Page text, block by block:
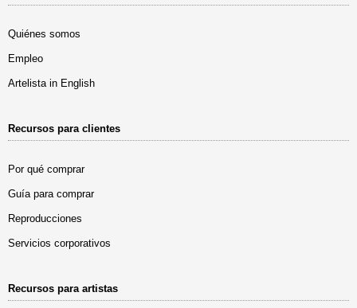
Quiénes somos
Empleo
Artelista in English
Recursos para clientes
Por qué comprar
Guía para comprar
Reproducciones
Servicios corporativos
Recursos para artistas